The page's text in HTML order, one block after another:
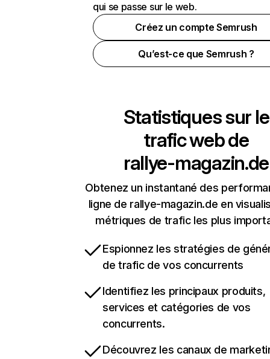
qui se passe sur le web.
Créez un compte Semrush
Qu’est-ce que Semrush ?
Statistiques sur le
trafic web de
rallye-magazin.de
Obtenez un instantané des
ligne de rallye-magazin.de en
métriques de trafic les plus
Espionnez les stratégies de
de trafic de vos concurrents
Identifiez les principaux produits,
services et catégories de vos
concurrents.
Découvrez les canaux de